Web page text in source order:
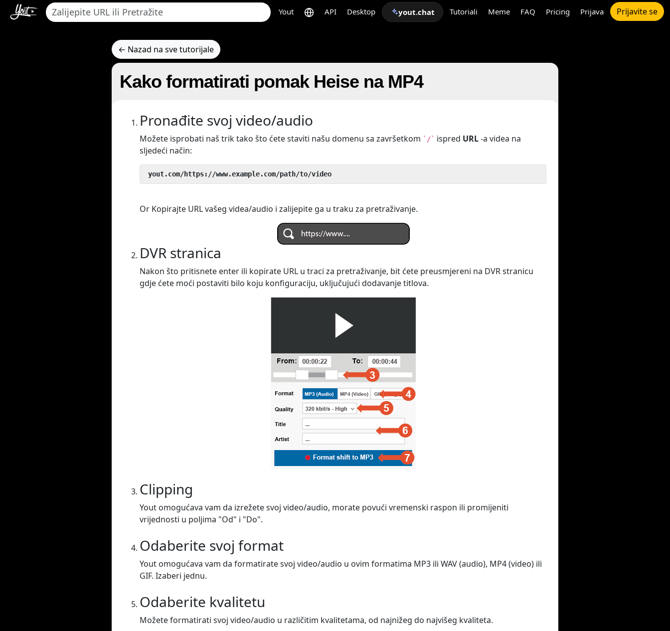
Yout API Desktop yout.chat Tutoriali Meme FAQ Pricing Prijava Prijavite se
← Nazad na sve tutorijale
Kako formatirati pomak Heise na MP4
Pronađite svoj video/audio
Možete isprobati naš trik tako što ćete staviti našu domenu sa završetkom `/` ispred URL-a videa na
sljedeći način:
yout.com/https://www.example.com/path/to/video
Or Kopirajte URL vašeg videa/audio i zalijepite ga u traku za pretraživanje.
DVR stranica
Nakon što pritisnete enter ili kopirate URL u traci za pretraživanje, bit ćete preusmjereni na DVR stranicu
gdje ćete moći postaviti bilo koju konfiguraciju, uključujući dodavanje titlova.
Clipping
Yout omogućava vam da izrežete svoj video/audio, morate povući vremenski raspon ili promijeniti
vrijednosti u poljima "Od" i "Do".
Odaberite svoj format
Yout omogućava vam da formatirate svoj video/audio u ovim formatima MP3 ili WAV (audio), MP4 (video) ili
GIF. Izaberi jednu.
Odaberite kvalitetu
Možete formatirati svoj video/audio u različitim kvalitetama, od najnižeg do najvišeg kvaliteta.